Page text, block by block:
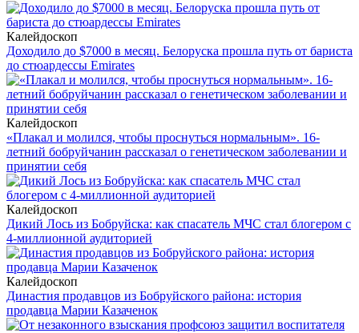
Калейдоскоп
Доходило до $7000 в месяц. Белоруска прошла путь от бариста
до стюардессы Emirates
Калейдоскоп
«Плакал и молился, чтобы проснуться нормальным». 16-
летний бобруйчанин рассказал о генетическом заболевании и
принятии себя
Калейдоскоп
Дикий Лось из Бобруйска: как спасатель МЧС стал блогером с
4-миллионной аудиторией
Калейдоскоп
Династия продавцов из Бобруйского района: история
продавца Марии Казаченок